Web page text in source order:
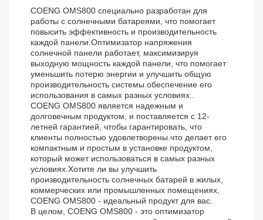
COENG OMS800 специально разработан для
работы с солнечными батареями, что помогает
повысить эффективность и производительность
каждой панели.Оптимизатор напряжения
солнечной панели работает, максимизируя
выходную мощность каждой панели, что помогает
уменьшить потерю энергии и улучшить общую
производительность системы.обеспечение его
использования в самых разных условиях..
COENG OMS800 является надежным и
долговечным продуктом, и поставляется с 12-
летней гарантией, чтобы гарантировать, что
клиенты полностью удовлетворены.что делает его
компактным и простым в установке продуктом,
который может использоваться в самых разных
условиях.Хотите ли вы улучшить
производительность солнечных батарей в жилых,
коммерческих или промышленных помещениях,
COENG OMS800 - идеальный продукт для вас.
В целом, COENG OMS800 - это оптимизатор